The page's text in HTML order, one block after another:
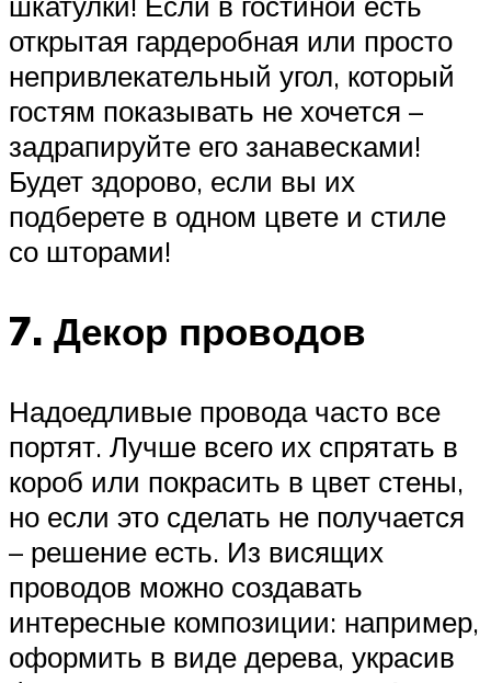
открытая гардеробная или просто
непривлекательный угол, который
гостям показывать не хочется –
задрапируйте его занавесками!
Будет здорово, если вы их
подберете в одном цвете и стиле
со шторами!
7. Декор проводов
Надоедливые провода часто все
портят. Лучше всего их спрятать в
короб или покрасить в цвет стены,
но если это сделать не получается
– решение есть. Из висящих
проводов можно создавать
интересные композиции: например,
оформить в виде дерева, украсив